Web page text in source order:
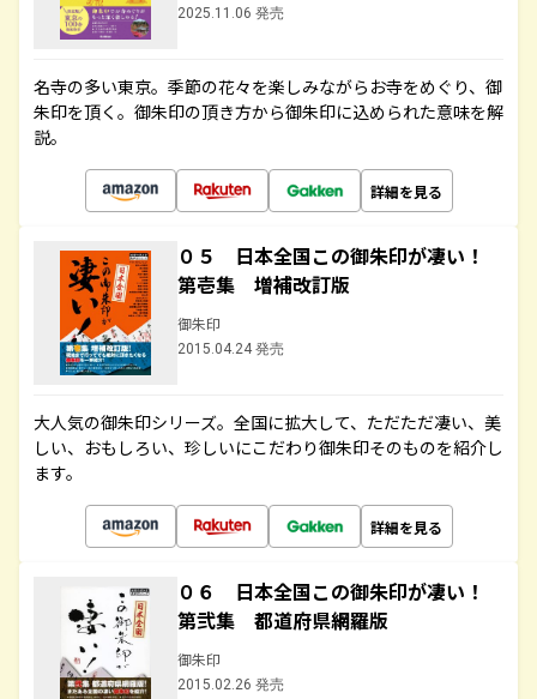
2025.11.06 発売
名寺の多い東京。季節の花々を楽しみながらお寺をめぐり、御
朱印を頂く。御朱印の頂き方から御朱印に込められた意味を解
説。
詳細を見る
０５ 日本全国この御朱印が凄い！
第壱集 増補改訂版
御朱印
2015.04.24 発売
大人気の御朱印シリーズ。全国に拡大して、ただただ凄い、美
しい、おもしろい、珍しいにこだわり御朱印そのものを紹介し
ます。
詳細を見る
０６ 日本全国この御朱印が凄い！
第弐集 都道府県網羅版
御朱印
2015.02.26 発売